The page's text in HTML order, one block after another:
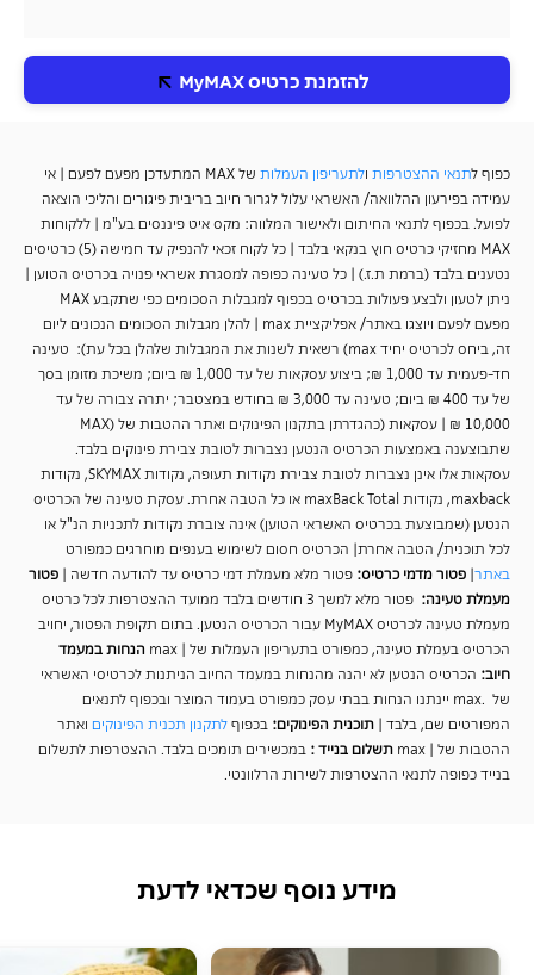
להזמנת כרטיס MyMAX
כפוף לתנאי ההצטרפות ולתעריפון העמלות
של MAX המתעדכן מפעם לפעם | אי
עמידה בפירעון ההלוואה/ האשראי עלול לגרור חיוב בריבית פיגורים והליכי הוצאה
לפועל. בכפוף לתנאי החיתום ולאישור המלווה: מקס איט פיננסים בע"מ | ללקוחות
MAX מחזיקי כרטיס חוץ בנקאי בלבד | כל לקוח זכאי להנפיק עד חמישה (5) כרטיסים
נטענים בלבד (ברמת ת.ז.) | כל טעינה כפופה למסגרת אשראי פנויה בכרטיס הטוען |
ניתן לטעון ולבצע פעולות בכרטיס בכפוף למגבלות הסכומים כפי שתקבע MAX
מפעם לפעם ויוצגו באתר/ אפליקציית max | להלן מגבלות הסכומים הנכונים ליום
זה, ביחס לכרטיס יחיד max) רשאית לשנות את המגבלות שלהלן בכל עת): טעינה
חד-פעמית עד 1,000 ₪; ביצוע עסקאות של עד 1,000 ₪ ביום; משיכת מזומן בסך
של עד 400 ₪ ביום; טעינה עד 3,000 ₪ בחודש במצטבר; יתרה צבורה של עד
10,000 ₪ | עסקאות (כהגדרתן בתקנון הפינוקים ואתר ההטבות של (MAX
שתבוצענה באמצעות הכרטיס הנטען נצברות לטובת צבירת פינוקים בלבד.
עסקאות אלו אינן נצברות לטובת צבירת נקודות תעופה, נקודות SKYMAX, נקודות
maxback, נקודות maxBack Total או כל הטבה אחרת. עסקת טעינה של הכרטיס
הנטען (שמבוצעת בכרטיס האשראי הטוען) אינה צוברת נקודות לתכניות הנ"ל או
לכל תוכנית/ הטבה אחרת| הכרטיס חסום לשימוש בענפים מוחרגים כמפורט
באתר| פטור מדמי כרטיס: פטור מלא מעמלת דמי כרטיס עד להודעה חדשה | פטור
מעמלת טעינה:
פטור מלא למשך 3 חודשים בלבד ממועד ההצטרפות לכל כרטיס
מעמלת טעינה לכרטיס
MyMAX עבור הכרטיס הנטען. בתום תקופת הפטור, יחויב
הכרטיס בעמלת טעינה, כמפורט בתעריפון העמלות של | max
הנחות במעמד
חיוב: הכרטיס הנטען לא יהנה מהנחות במעמד החיוב הניתנות לכרטיסי האשראי
של .max יינתנו הנחות בבתי עסק כמפורט בעמוד המוצר ובכפוף לתנאים
המפורטים שם, בלבד | תוכנית הפינוקים: בכפוףלתקנון תכנית הפינוקים ואתר
ההטבות של | max
תשלום בנייד: במכשירים תומכים בלבד. ההצטרפות לתשלום
בנייד כפופה לתנאי ההצטרפות לשירות הרלוונטי.
מידע נוסף שכדאי לדעת